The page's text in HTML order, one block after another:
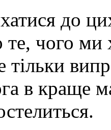
до
чого ми
тільки
в краще